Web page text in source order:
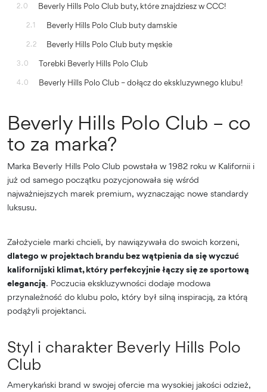
2.0 Beverly Hills Polo Club buty, które znajdziesz w CCC!
2.1 Beverly Hills Polo Club buty damskie
2.2 Beverly Hills Polo Club buty męskie
3.0 Torebki Beverly Hills Polo Club
4.0 Beverly Hills Polo Club – dołącz do ekskluzywnego klubu!
Beverly Hills Polo Club – co
to za marka?
Marka Beverly Hills Polo Club powstała w 1982 roku w Kalifornii i
już od samego początku pozycjonowała się wśród
najważniejszych marek premium, wyznaczając nowe standardy
luksusu.
Założyciele marki chcieli, by nawiązywała do swoich korzeni,
dlatego w projektach brandu bez wątpienia da się wyczuć
kalifornijski klimat, który perfekcyjnie łączy się ze sportową
elegancją. Poczucia ekskluzywności dodaje modowa
przynależność do klubu polo, który był silną inspiracją, za którą
podążyli projektanci.
Styl i charakter Beverly Hills Polo
Club
Amerykański brand w swojej ofercie ma wysokiej jakości odzież,